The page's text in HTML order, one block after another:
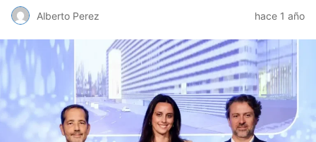
Alberto Perez hace 1 año